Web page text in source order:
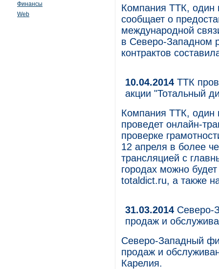
Финансы
Web
Компания ТТК, один
сообщает о
международной
в Северо-Западном
контрактов
10.04.2014 ТТК
акции "Тотальный
Компания ТТК, один
проведет онлайн-
проверке
12 апреля в более
трансляцией с
городах можно
totaldict.ru, а также
31.03.2014 Северо-
продаж и
Северо-Западный
продаж и
Карелия.